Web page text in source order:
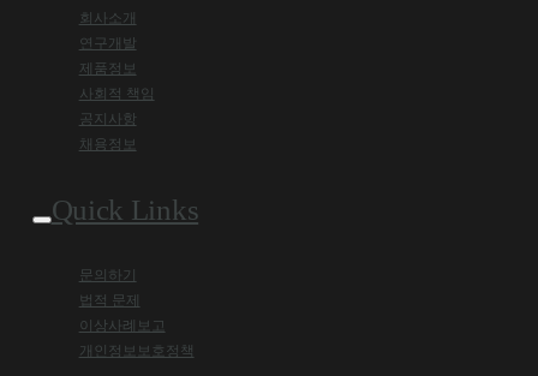
회사소개
연구개발
제품정보
사회적 책임
공지사항
채용정보
Quick Links
문의하기
법적 문제
이상사례보고
개인정보보호정책